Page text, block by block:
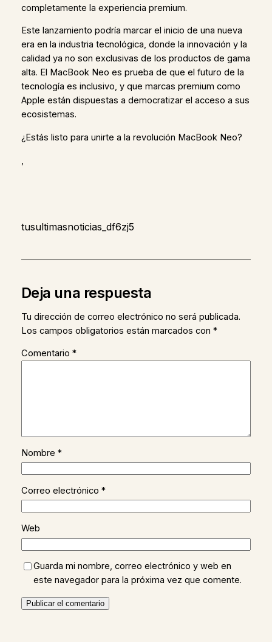
completamente la experiencia premium.
Este lanzamiento podría marcar el inicio de una nueva
era en la industria tecnológica, donde la innovación y la
calidad ya no son exclusivas de los productos de gama
alta. El MacBook Neo es prueba de que el futuro de la
tecnología es inclusivo, y que marcas premium como
Apple están dispuestas a democratizar el acceso a sus
ecosistemas.
¿Estás listo para unirte a la revolución MacBook Neo?
tusultimasnoticias_df6zj5
Deja una respuesta
Tu dirección de correo electrónico no será publicada.
Los campos obligatorios están marcados con *
Comentario *
Nombre *
Correo electrónico *
Web
Guarda mi nombre, correo electrónico y web en
este navegador para la próxima vez que comente.